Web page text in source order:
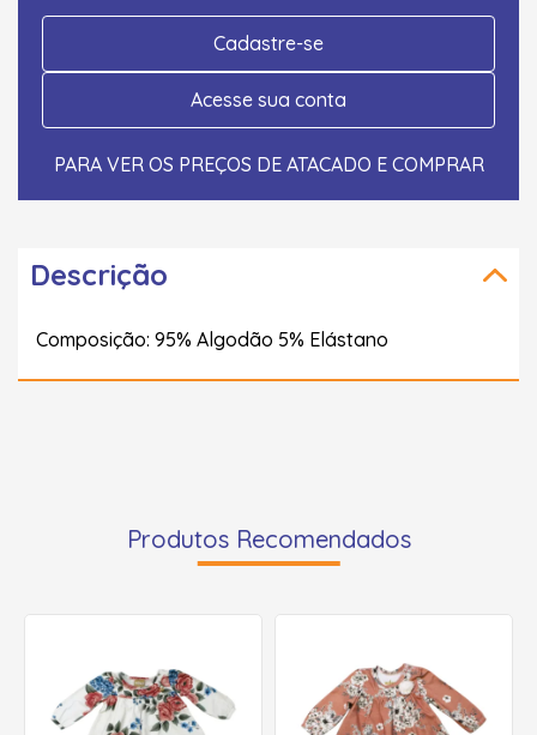
Cadastre-se
Acesse sua conta
PARA VER OS PREÇOS DE ATACADO E COMPRAR
Descrição
Composição: 95% Algodão 5% Elástano
Produtos Recomendados